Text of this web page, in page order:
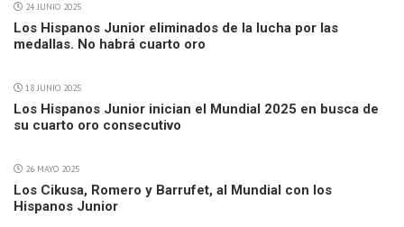
24 JUNIO 2025
Los Hispanos Junior eliminados de la lucha por las
medallas. No habrá cuarto oro
18 JUNIO 2025
Los Hispanos Junior inician el Mundial 2025 en busca de
su cuarto oro consecutivo
26 MAYO 2025
Los Cikusa, Romero y Barrufet, al Mundial con los
Hispanos Junior